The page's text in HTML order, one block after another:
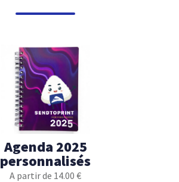
Agenda 2025
personnalisés
A partir de 14.00 €